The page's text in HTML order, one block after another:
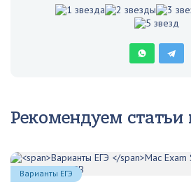
Рекомендуем статьи
Варианты ЕГЭ